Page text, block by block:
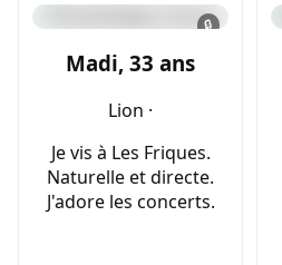
🔒
Madi, 33 ans
Lion ·
Je vis à Les Friques.
Naturelle et directe.
J'adore les concerts.